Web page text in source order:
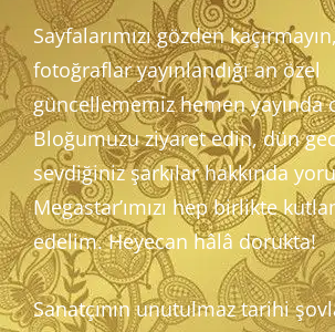
Sayfalarımızı gözden
fotoğraflar yayınlandığı an özel
güncellememiz hemen yayında
Bloğumuzu ziyaret edin, dün
sevdiğiniz şarkılar hakkında
Megastar’ımızı hep birlikte
edelim. Heyecan hâlâ dorukta!
Sanatçının unutulmaz tarihi